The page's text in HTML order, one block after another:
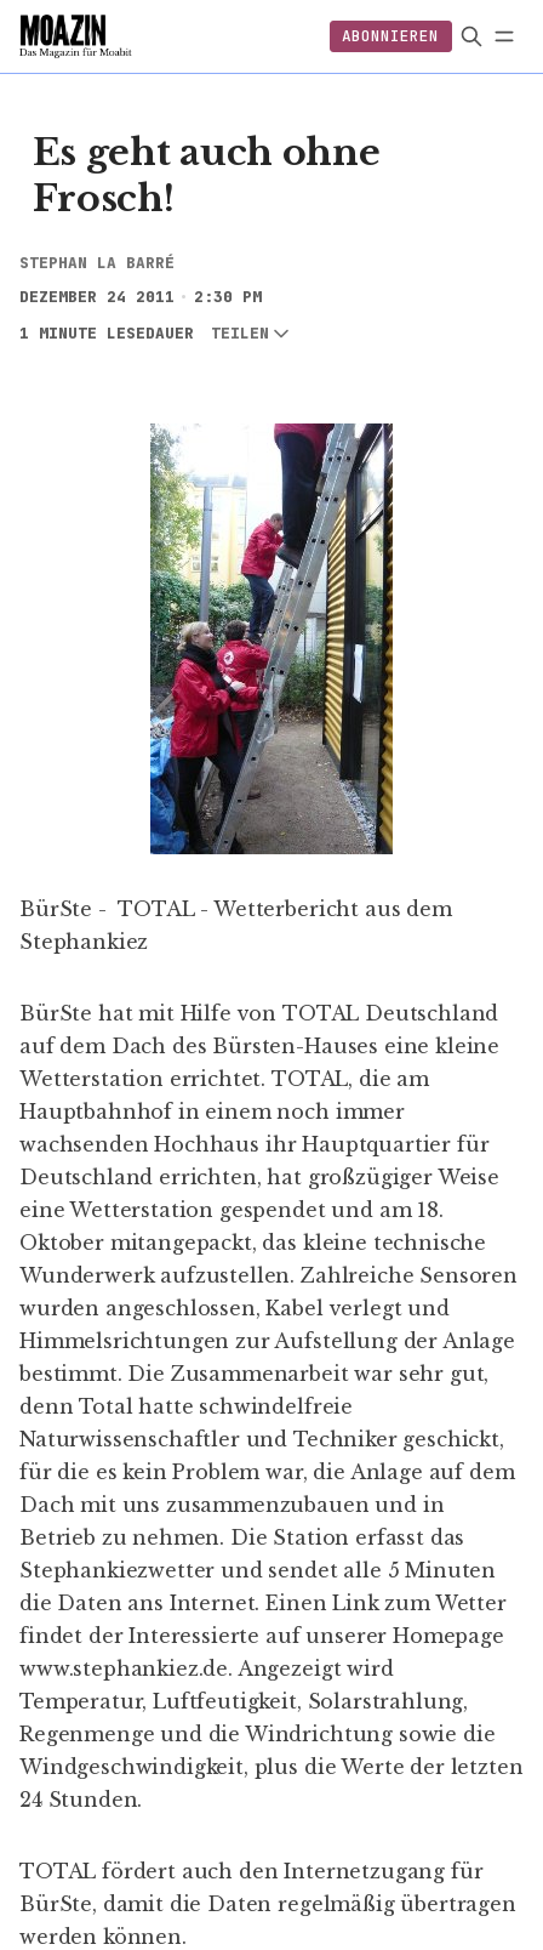
ABONNIEREN
EINLOGGEN
ABONNIEREN FOLGEN
Es geht auch ohne
Frosch!
STEPHAN LA BARRÉ
DEZEMBER 24 2011
2:30 PM
1 MINUTE LESEDAUER
TEILEN
BürSte - TOTAL - Wetterbericht aus dem
Stephankiez
BürSte hat mit Hilfe vonTOTAL Deutschland
auf dem Dach des Bürsten-Hauses eine kleine
Wetterstation errichtet. TOTAL, die am
Hauptbahnhof in einem noch immer
wachsendenHochhaus ihr Hauptquartier für
Deutschland errichten, hat großzügiger Weise
eine Wetterstation gespendet und am 18.
Oktober mitangepackt, das kleine technische
Wunderwerk aufzustellen. Zahlreiche Sensoren
wurden angeschlossen, Kabel verlegt und
Himmelsrichtungen zur Aufstellung der Anlage
bestimmt. Die Zusammenarbeit war sehr gut,
denn Total hatte schwindelfreie
Naturwissenschaftler und Techniker geschickt,
für die es kein Problem war, die Anlage auf dem
Dach mit uns zusammenzubauen und in
Betrieb zu nehmen. Die Station erfasst das
Stephankiezwetter und sendet alle 5 Minuten
die Daten ans Internet. EinenLink zum Wetter
findet der Interessierte auf unserer Homepage
www.stephankiez.de. Angezeigt wird
Temperatur, Luftfeutigkeit, Solarstrahlung,
Regenmenge und die Windrichtung sowie die
Windgeschwindigkeit, plus die Werte der letzten
24 Stunden.
TOTAL fördert auch den Internetzugang für
BürSte, damit die Daten regelmäßig übertragen
werden können.